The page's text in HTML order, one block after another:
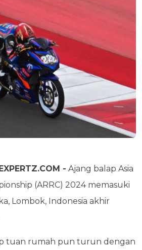
- Ajang balap Asia
(ARRC) 2024 memasuki
Lombok, Indonesia akhir
tuan rumah pun turun dengan